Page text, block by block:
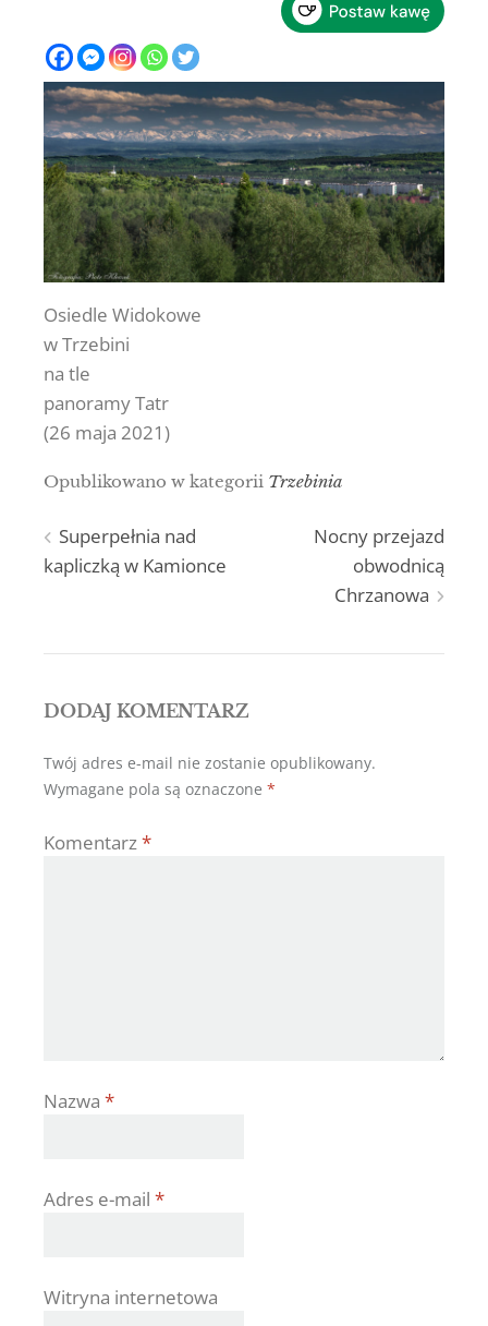
Osiedle Widokowe
w Trzebini
na tle
panoramy Tatr
(26 maja 2021)
Opublikowano w kategorii Trzebinia
Nawigacja
wpisu
Superpełnia nad
kapliczką w Kamionce
Nocny przejazd
obwodnicą
Chrzanowa
DODAJ KOMENTARZ
Twój adres e-mail nie zostanie opublikowany.
Wymagane pola są oznaczone *
Komentarz*
Nazwa *
Adres e-mail *
Witryna internetowa